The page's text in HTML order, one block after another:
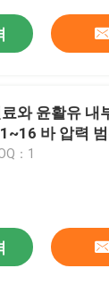
와 윤활유 내
바 압력 범
：1